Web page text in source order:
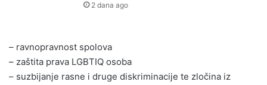
2 dana ago
– ravnopravnost spolova
– zaštita prava LGBTIQ osoba
– suzbijanje rasne i druge diskriminacije te zločina iz